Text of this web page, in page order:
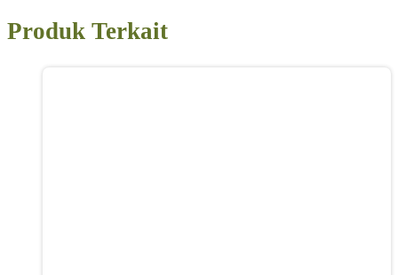
Produk Terkait